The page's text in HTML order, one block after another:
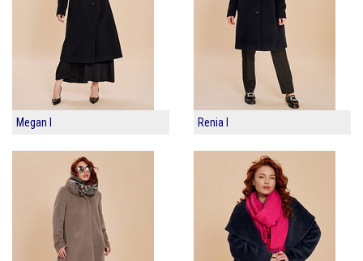
Megan I Renia I